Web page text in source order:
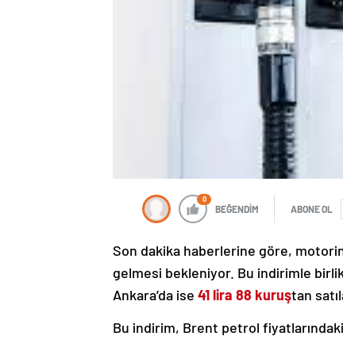
0
BEĞENDİM ABONE OL
Son dakika haberlerine göre,
gelmesi bekleniyor. Bu indirimle
Ankara’da ise 41 lira 88 kuruştan
Bu indirim, Brent petrol